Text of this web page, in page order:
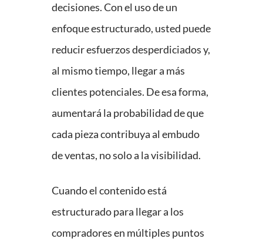
decisiones. Con el uso de un
enfoque estructurado, usted puede
reducir esfuerzos desperdiciados y,
al mismo tiempo, llegar a más
clientes potenciales. De esa forma,
aumentará la probabilidad de que
cada pieza contribuya al embudo
de ventas, no solo a la visibilidad.
Cuando el contenido está
estructurado para llegar a los
compradores en múltiples puntos